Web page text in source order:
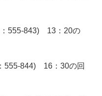
555-843) 13：20の
555-844) 16：30の回